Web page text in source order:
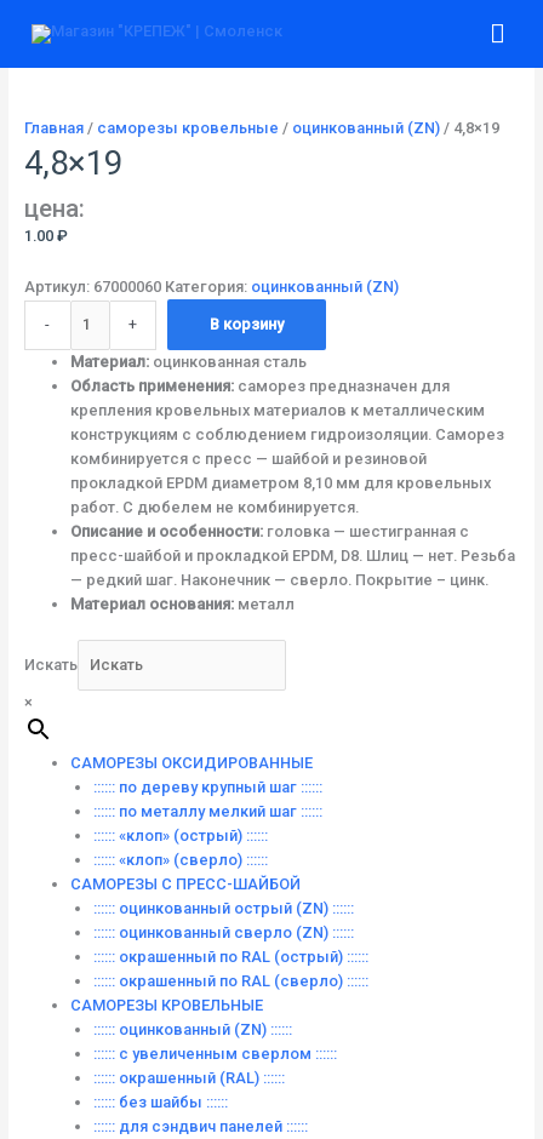
Главная/ саморезы кровельные / оцинкованный (ZN)/ 4,8×19
4,8×19
цена:
1.00 ₽
Артикул: 67000060 Категория: оцинкованный (ZN)
-
товара
+ В корзину
Материал: оцинкованная сталь
Область применения: саморез предназначен для
крепления кровельных материалов к металлическим
конструкциям с соблюдением гидроизоляции. Саморез
комбинируется с пресс — шайбой и резиновой
прокладкой EPDM диаметром 8,10 мм для кровельных
работ. С дюбелем не комбинируется.
Описание и особенности: головка — шестигранная с
пресс-шайбой и прокладкой EPDM, D8. Шлиц — нет. Резьба
— редкий шаг. Наконечник — сверло. Покрытие – цинк.
Материал основания: металл
Искать
×
САМОРЕЗЫ ОКСИДИРОВАННЫЕ
:::::: по дереву крупный шаг ::::::
:::::: по металлу мелкий шаг ::::::
:::::: «клоп» (острый) ::::::
:::::: «клоп» (сверло) ::::::
САМОРЕЗЫ С ПРЕСС-ШАЙБОЙ
:::::: оцинкованный острый (ZN) ::::::
:::::: оцинкованный сверло (ZN) ::::::
:::::: окрашенный по RAL (острый) ::::::
:::::: окрашенный по RAL (сверло) ::::::
САМОРЕЗЫ КРОВЕЛЬНЫЕ
:::::: оцинкованный (ZN) ::::::
:::::: с увеличенным сверлом ::::::
:::::: окрашенный (RAL) ::::::
:::::: без шайбы ::::::
:::::: для сэндвич панелей ::::::